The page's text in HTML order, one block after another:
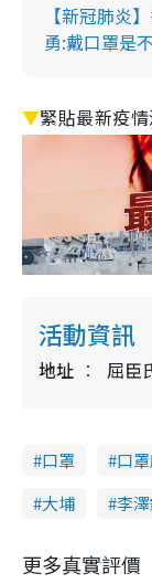
【新冠肺炎
勇:戴口罩是
▼緊貼最新疫
活動資訊
地址 屈臣
口罩 口
大埔
李
更多真實評價